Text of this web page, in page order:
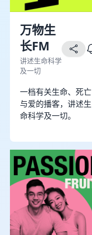
抗、和自己对抗的挣
情，我们也希望能结
合自己的专业背景和
亲身经历，和更多人
分享关于健康、饮食
和生活方式的思考，
食物不是我们的敌
人，没有绝对的健康
食物和垃圾食品之
我们都能和食物做朋
友，给自己的生活松
绑。
万物生
长FM
讲述生命科学
及一切
一档有关生命、死亡
与爱的播客，讲述生
命科学及一切。